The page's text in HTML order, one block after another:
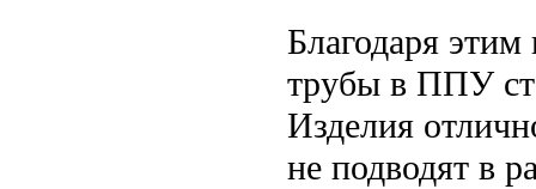
Благодаря
трубы в ППУ
Изделия
не подводят в